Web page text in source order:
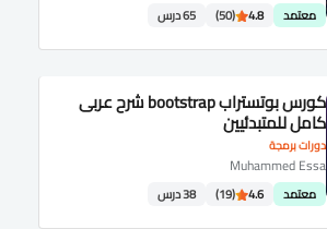
معتمد 4.8
(50) 65 درس
دورات برمجة
كورس بوتستراب bootstrap شرح عربى
كامل للمتبدئيين
Muhammed Essa
معتمد 4.6
(19) 38 درس